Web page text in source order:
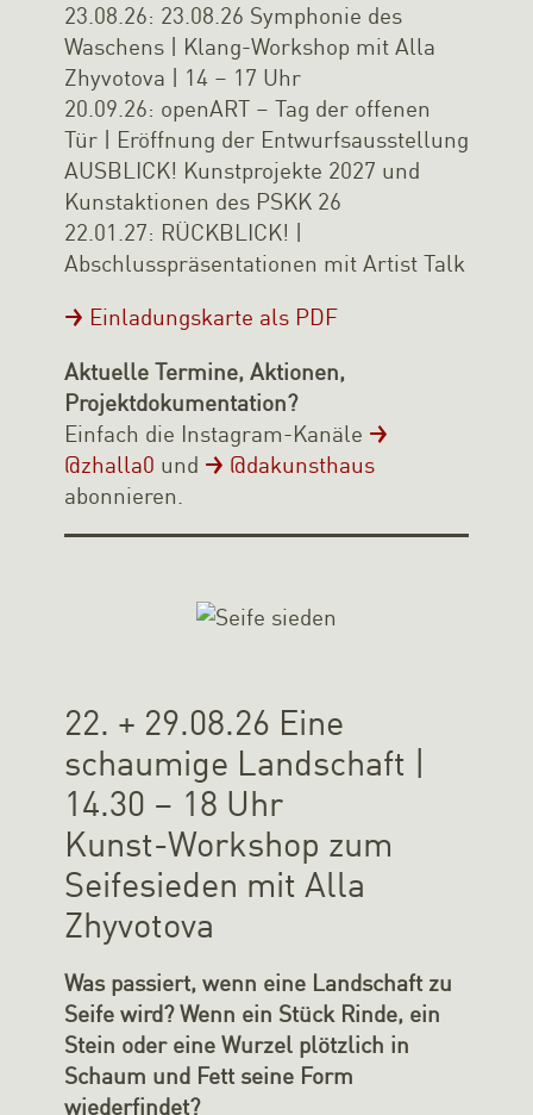
23.08.26: 23.08.26 Symphonie des
Waschens | Klang-Workshop mit Alla
Zhyvotova | 14 – 17 Uhr
20.09.26: openART – Tag der offenen
Tür | Eröffnung der Entwurfsausstellung
AUSBLICK! Kunstprojekte 2027 und
Kunstaktionen des PSKK 26
22.01.27: RÜCKBLICK! |
Abschlusspräsentationen mit Artist Talk
Einladungskarte als PDF
Aktuelle Termine, Aktionen,
Projektdokumentation?
Einfach die Instagram-Kanäle
@zhalla0 und
@dakunsthaus
abonnieren.
22. + 29.08.26 Eine
schaumige Landschaft |
14.30 – 18 Uhr
Kunst-Workshop zum
Seifesieden mit Alla
Zhyvotova
Was passiert, wenn eine Landschaft zu
Seife wird? Wenn ein Stück Rinde, ein
Stein oder eine Wurzel plötzlich in
Schaum und Fett seine Form
wiederfindet?